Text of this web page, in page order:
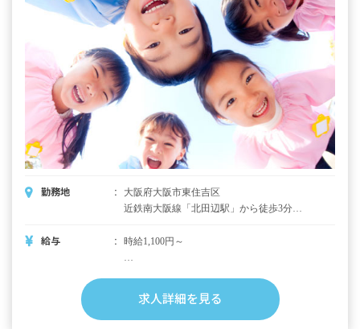
勤務地
大阪府大阪市東住吉区
近鉄南大阪線「北田辺駅」から徒歩3分
す。 ■自転車通勤OK
給与 時給1,100円～
・時間外手当
求人詳細を見る